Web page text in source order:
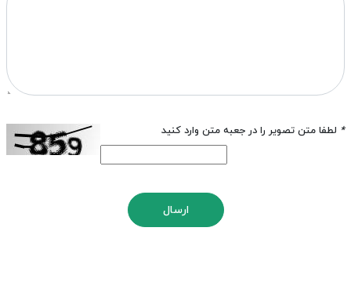
* لطفا متن تصویر را در جعبه متن وارد کنید
ارسال